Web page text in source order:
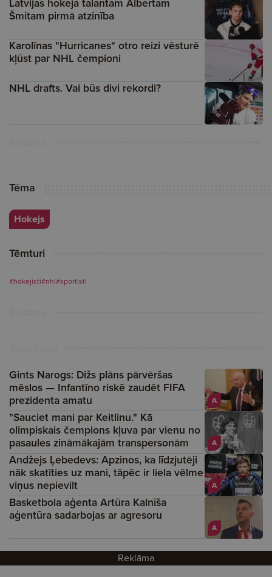
Šmitam pirmā atzinība
Karolīnas "Hurricanes" otro reizi vēsturē
kļūst par NHL čempioni
NHL drafts. Vai būs divi rekordi?
Tēma
Hokejs
Tēmturi
#hokejisti#nhl#sportisti
A
Gints Narogs: Dižs plāns pārvēršas
mēslos — Infantīno riskē zaudēt FIFA
prezidenta amatu
A
"Sauciet mani par Keitlinu." Kā
olimpiskais čempions kļuva par vienu no
pasaules zināmākajām transpersonām
A
Andžejs Ļebedevs: Apzinos, ka līdzjutēji
nāk skatīties uz mani, tāpēc ir liela vēlme
viņus nepievilt
A
Basketbola aģenta Artūra Kalnīša
aģentūra sadarbojas ar agresoru
Reklāma